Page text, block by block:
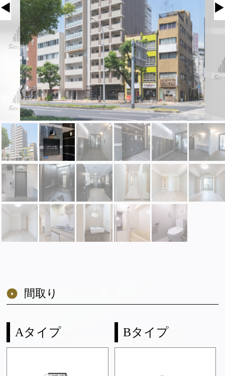
間取り
Aタイプ Bタイプ